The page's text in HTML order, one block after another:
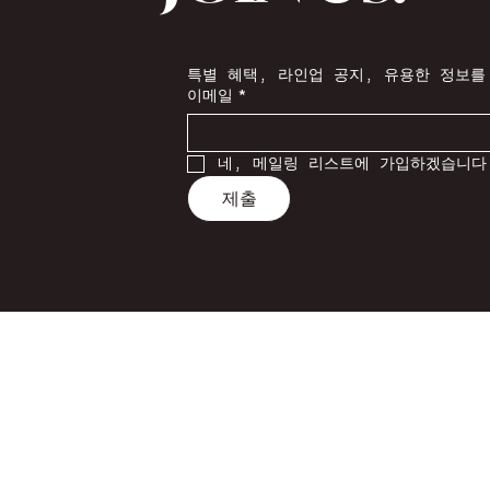
특별 혜택, 라인업 공지, 유용한 정보
이메일 *
네, 메일링 리스트에 가입하겠습니
제출